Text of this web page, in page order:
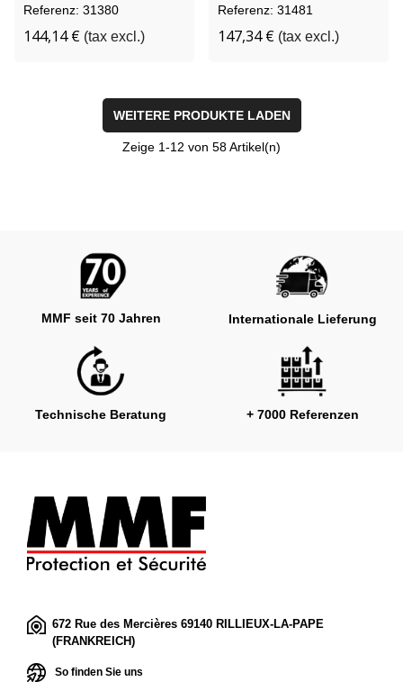
Referenz: 31380
144,14 € (tax excl.)
Referenz: 31481
147,34 € (tax excl.)
WEITERE PRODUKTE LADEN
Zeige 1-12 von 58 Artikel(n)
MMF seit 70 Jahren Internationale Lieferung
Technische Beratung + 7000 Referenzen
672 Rue des Mercières 69140 RILLIEUX-LA-PAPE
(FRANKREICH)
So finden Sie uns